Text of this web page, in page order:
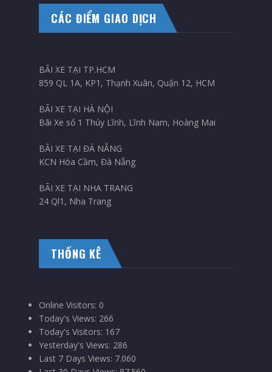
CÁC ĐIỂM GIAO DỊCH
BÃI XE TẠI TP.HCM
859 QL 1A, KP1, Thạnh Xuân, Quận 12, HCM
BÃI XE TẠI HÀ NỘI
Bãi Xe số 1 Thúy Lĩnh, Lĩnh Nam, Hoàng Mai
BÃI XE TẠI ĐÀ NẴNG
KCN Hòa Cầm, Đà Nẵng
BÃI XE TẠI NHA TRANG
24 Ql1, Nha Trang
THỐNG KÊ
Online Visitors: 0
Today's Views: 266
Today's Visitors: 167
Yesterday's Views: 286
Last 7 Days Views: 7.060